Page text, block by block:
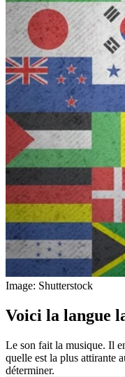
Image: Shutterstock
Voici la langue
Le son fait la musique. Il
quelle est la plus attirante
déterminer.